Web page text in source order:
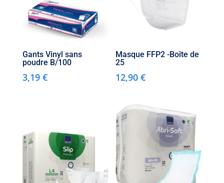
Gants Vinyl sans
poudre B/100
3,19 €
Masque FFP2 -Boîte de
25
12,90€